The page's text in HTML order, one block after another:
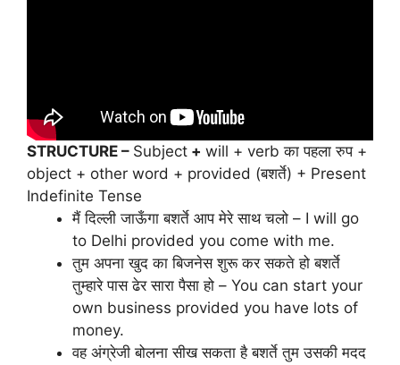
STRUCTURE – Subject + will + verb का पहला रुप +
object + other word + provided (बशर्ते) + Present
Indefinite Tense
मैं दिल्ली जाऊँगा बशर्ते आप मेरे साथ चलो – I will go
to Delhi provided you come with me.
तुम अपना खुद का बिजनेस शुरू कर सकते हो बशर्ते
तुम्हारे पास ढेर सारा पैसा हो – You can start your
own business provided you have lots of
money.
वह अंग्रेजी बोलना सीख सकता है बशर्ते तुम उसकी मदद